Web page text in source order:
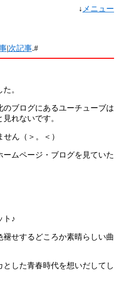
↓ メニュー
|次記事.#
。
ブログにあるユーチューブは
れないです。
ん（＞。＜）
ムページ・ブログを見ていた
ト♪
せするどころか素晴らしい曲
した青春時代を想いだしてし